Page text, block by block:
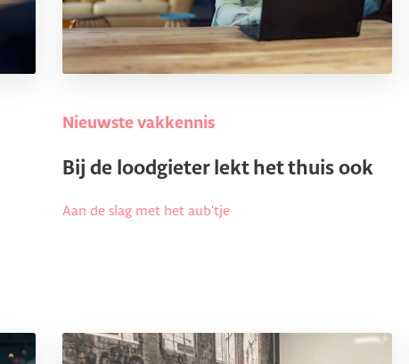
Nieuwste vakkennis
Bij de loodgieter lekt het thuis ook
Aan de slag met het aub'tje